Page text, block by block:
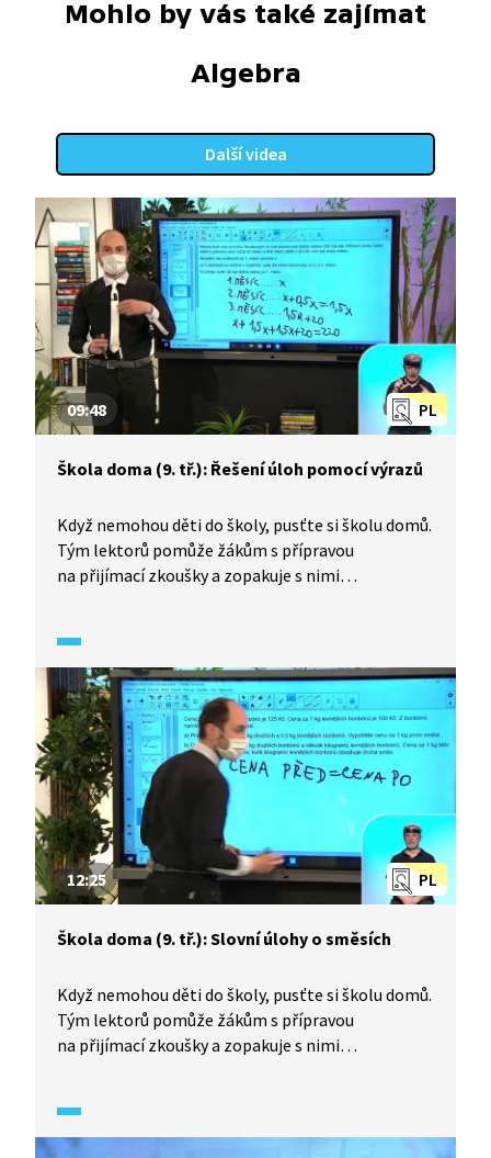
Mohlo by vás také zajímat
Algebra
Další videa
PL
09:48
Škola doma (9. tř.): Řešení úloh pomocí výrazů
Když nemohou děti do školy, pusťte si školu domů.
Tým lektorů pomůže žákům s přípravou
na přijímací zkoušky a zopakuje s nimi
je třeba využít znalosti výrazů.
PL
12:25
Škola doma (9. tř.): Slovní úlohy o směsích
Když nemohou děti do školy, pusťte si školu domů.
Tým lektorů pomůže žákům s přípravou
na přijímací zkoušky a zopakuje s nimi
typ slovní úlohy řešíme sestavením jednoduché
lineární rovnice.